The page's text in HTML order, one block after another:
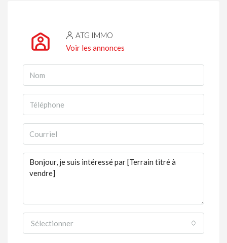
ATG IMMO
Voir les annonces
Sélectionner